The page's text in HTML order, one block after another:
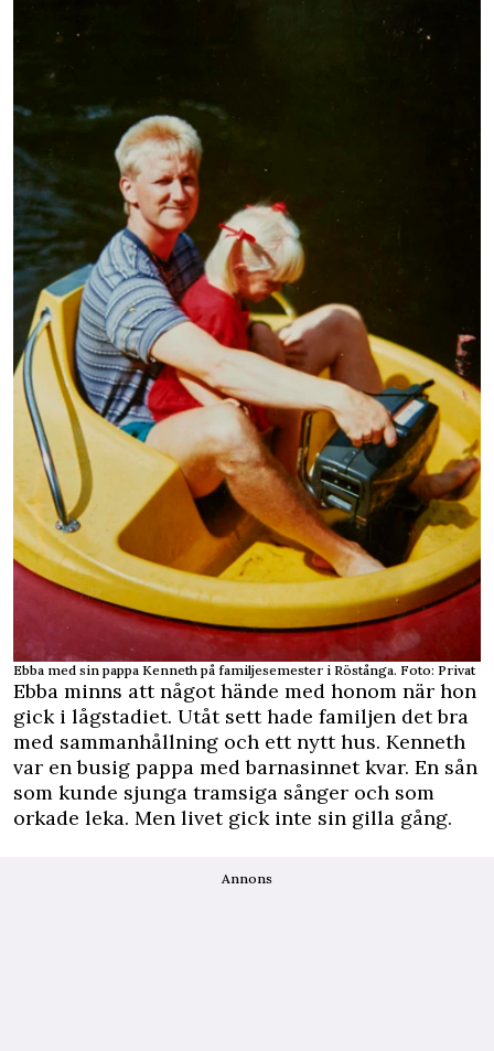
Ebba med sin pappa Kenneth på familjesemester i Röstånga. Foto: Privat
Ebba minns att något hände med honom när hon
gick i lågstadiet. Utåt sett hade familjen det bra
med sammanhållning och ett nytt hus. Kenneth
var en busig pappa med barnasinnet kvar. En sån
som kunde sjunga tramsiga sånger och som
orkade leka. Men livet gick inte sin gilla gång.
Annons